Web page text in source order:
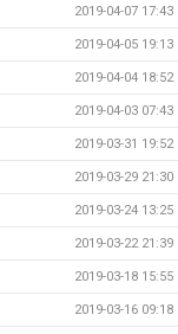
2019-04-07 17:43
2019-04-05 19:13
2019-04-04 18:52
2019-04-03 07:43
2019-03-31 19:52
2019-03-29 21:30
2019-03-24 13:25
2019-03-22 21:39
2019-03-18 15:55
2019-03-16 09:18